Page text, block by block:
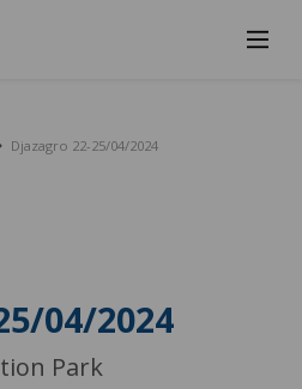
Djazagro 22-25/04/2024
04/2024
Park